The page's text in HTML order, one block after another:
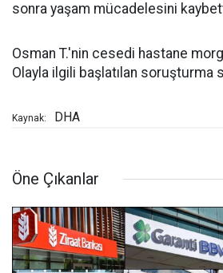
sonra yaşam mücadelesini
Osman T.'nin cesedi hastane
Olayla ilgili başlatılan soruşturma
Kaynak: DHA
Öne Çıkanlar